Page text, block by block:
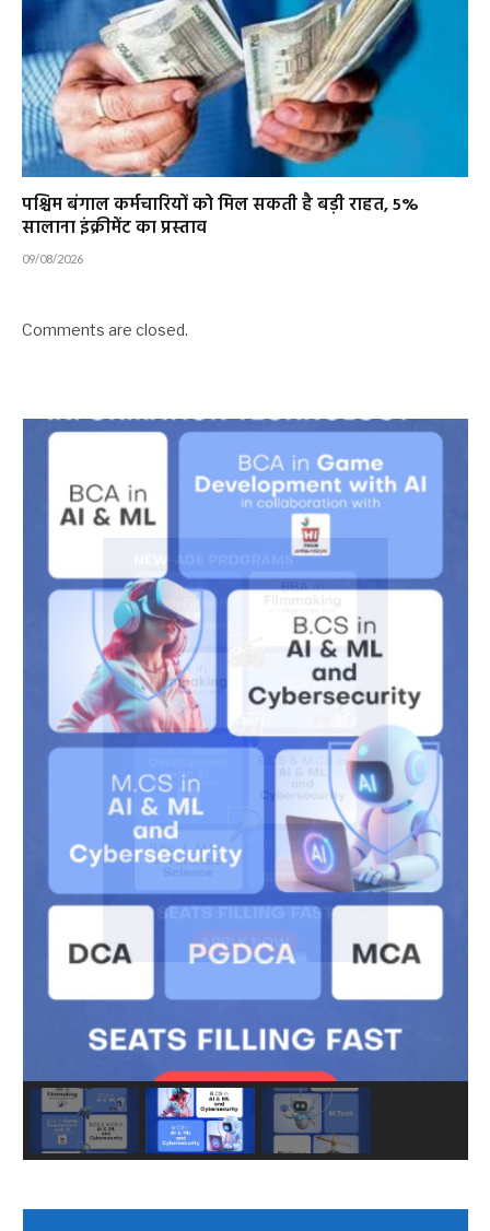
पश्चिम बंगाल कर्मचारियों को मिल सकती है बड़ी राहत, 5%
सालाना इंक्रीमेंट का प्रस्ताव
09/08/2026
Comments are closed.